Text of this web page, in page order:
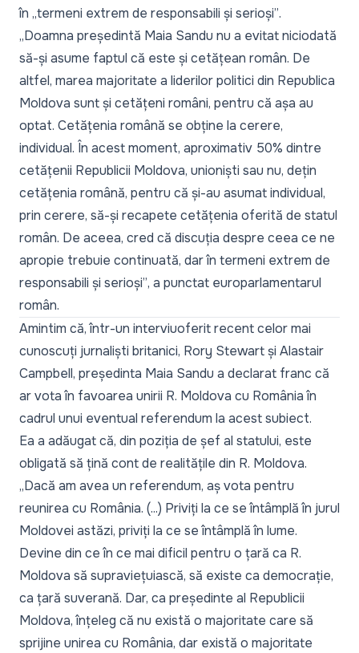
în „termeni extrem de responsabili și serioși”.
„Doamna președintă Maia Sandu nu a evitat niciodată
să-și asume faptul că este și cetățean român. De
altfel, marea majoritate a liderilor politici din Republica
Moldova sunt și cetățeni români, pentru că așa au
optat. Cetățenia română se obține la cerere,
individual. În acest moment, aproximativ 50% dintre
cetățenii Republicii Moldova, unioniști sau nu, dețin
cetățenia română, pentru că și-au asumat individual,
prin cerere, să-și recapete cetățenia oferită de statul
român. De aceea, cred că discuția despre ceea ce ne
apropie trebuie continuată, dar în termeni extrem de
responsabili și serioși”, a punctat europarlamentarul
român.
Amintim că,într-un interviuoferit recent celor mai
cunoscuți jurnaliști britanici, Rory Stewart și Alastair
Campbell, președinta Maia Sandu a declarat franc că
ar vota în favoarea unirii R. Moldova cu România în
cadrul unui eventual referendum la acest subiect.
Ea a adăugat că, din poziția de șef al statului, este
obligată să țină cont de realitățile din R. Moldova.
„Dacă am avea un referendum, aș vota pentru
reunirea cu România. (...) Priviți la ce se întâmplă în jurul
Moldovei astăzi, priviți la ce se întâmplă în lume.
Devine din ce în ce mai dificil pentru o țară ca R.
Moldova să supraviețuiască, să existe ca democrație,
ca țară suverană. Dar, ca președinte al Republicii
Moldova, înțeleg că nu există o majoritate care să
sprijine unirea cu România, dar există o majoritate